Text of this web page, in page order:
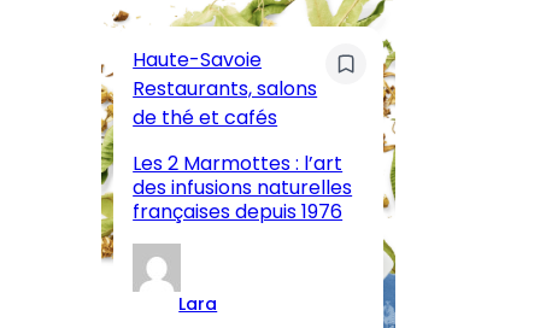
Haute-Savoie
Restaurants, salons
de thé et cafés
Les 2 Marmottes : l’art
des infusions naturelles
françaises depuis 1976
Lara